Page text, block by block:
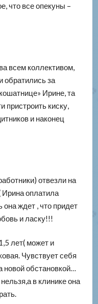
что все опекуны –
всем коллективом,
обратились за
Ирине, та
пристроить киску,
и наконец
отвезли на
Ирина оплатила
она ждет , что придет
и ласку!!!
лет( может и
Чувствует себя
новой обстановкой…
в клинике она